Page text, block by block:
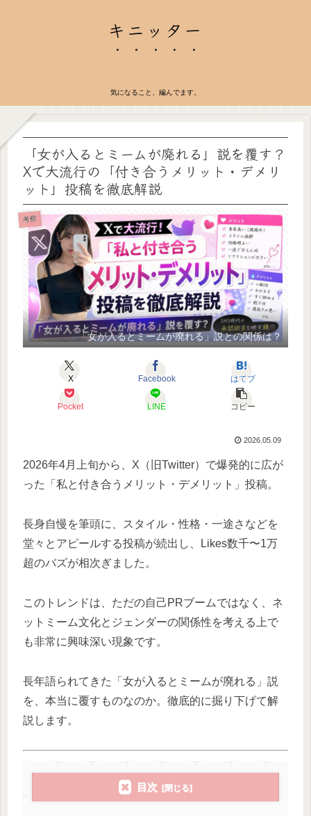
キニッター
気になること、編んでます。
「女が入るとミームが廃れる」説を覆す？
Xで大流行の「付き合うメリット・デメリ
ット」投稿を徹底解説
考察
「女が入るとミームが廃れる」説との関係は？
X Facebook はてブ
Pocket LINE コピー
2026.05.09
2026年4月上旬から、X（旧Twitter）で爆発的に広が
った「私と付き合うメリット・デメリット」投稿。
長身自慢を筆頭に、スタイル・性格・一途さなどを
堂々とアピールする投稿が続出し、Likes数千〜1万
超のバズが相次ぎました。
このトレンドは、ただの自己PRブームではなく、ネ
ットミーム文化とジェンダーの関係性を考える上で
も非常に興味深い現象です。
長年語られてきた「女が入るとミームが廃れる」説
を、本当に覆すものなのか。徹底的に掘り下げて解
説します。
目次